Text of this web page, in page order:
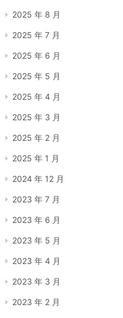
2025 年 8 月
2025 年 7 月
2025 年 6 月
2025 年 5 月
2025 年 4 月
2025 年 3 月
2025 年 2 月
2025 年 1 月
2024 年 12 月
2023 年 7 月
2023 年 6 月
2023 年 5 月
2023 年 4 月
2023 年 3 月
2023 年 2 月